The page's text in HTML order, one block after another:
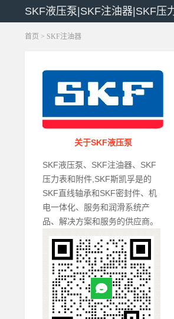
SKF液压泵|SKF注油器|SKF压
首页 > SKF注油器
关于SKF液压泵
SKF液压泵、SKF注油器、SKF
压力表和附件,SKF斯凯孚是的
SKF直线轴承和SKF密封件、机
电一体化、服务和润滑系统产
品、解决方案和服务的供应商。